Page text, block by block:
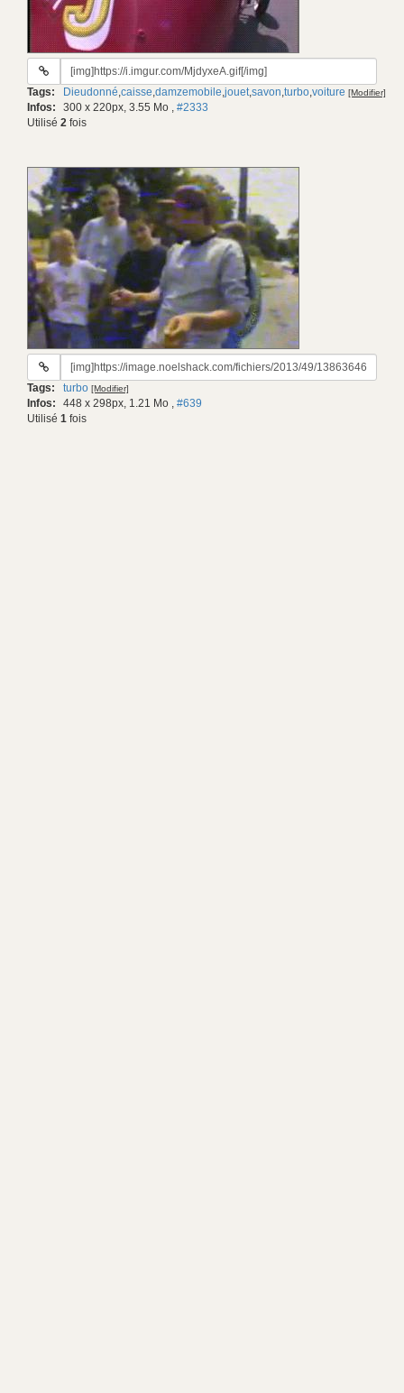
URL
gif:
Tags: Dieudonné,caisse,damzemobile,jouet,savon,turbo,voiture [Modifier]
Infos: 300 x 220px, 3.55 Mo , #2333
Utilisé 2 fois
URL
gif:
Tags: turbo [Modifier]
Infos: 448 x 298px, 1.21 Mo , #639
Utilisé 1 fois